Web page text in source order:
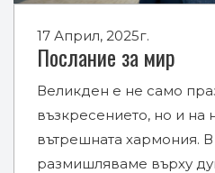
17 Април, 2025г.
Послание за мир
Великден е не само
възкресението, но и на
вътрешната хармония.
размишляваме върху